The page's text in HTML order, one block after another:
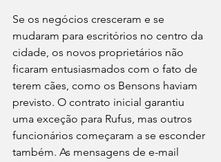
Se os negócios cresceram e se
mudaram para escritórios no centro da
cidade, os novos proprietários não
ficaram entusiasmados com o fato de
terem cães, como os Bensons haviam
previsto. O contrato inicial garantiu
uma exceção para Rufus, mas outros
funcionários começaram a se esconder
também. As mensagens de e-mail